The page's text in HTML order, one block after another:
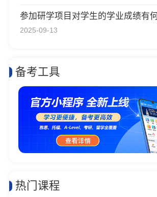
参加研学项目对学生的学业成绩有何
2025-09-13
备考工具
热门课程